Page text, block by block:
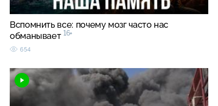
Вспомнить все: почему мозг часто нас
обманывает 16+
654